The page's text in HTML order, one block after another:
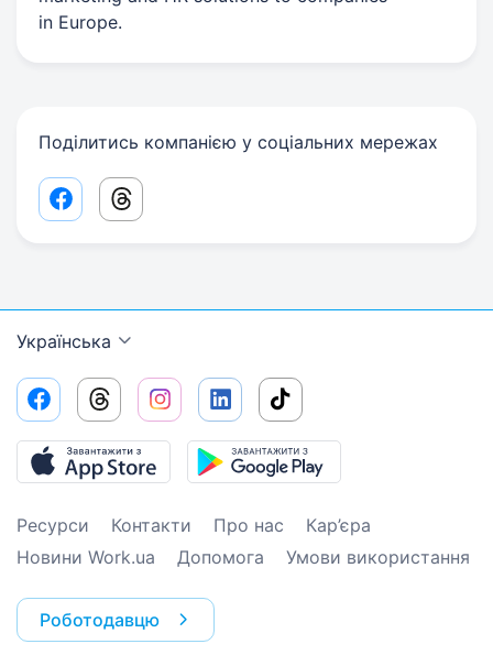
in Europe.
Поділитись компанією у соціальних мережах
Facebook share link
Threads share link
Українська
Ресурси Контакти Про нас
Кар’єра
Новини Work.ua
Допомога Умови використання
Роботодавцю